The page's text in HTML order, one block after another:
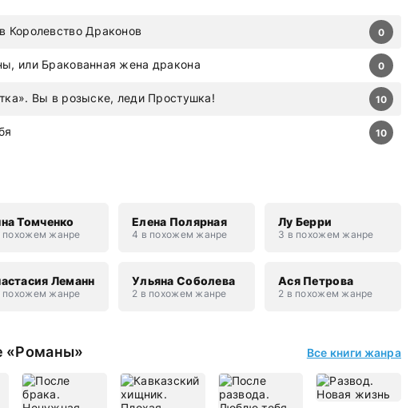
10
Вы в розыске, леди Простушка! 10
или Бракованная жена дракона 0
Королевство Драконов 0
Томченко
похожем жанре
Елена Полярная
4 в похожем жанре
Лу Берри
3 в похожем жанре
Леманн
похожем жанре
Ульяна Соболева
2 в похожем жанре
Ася Петрова
2 в похожем жанре
«Романы» Все книги жанра